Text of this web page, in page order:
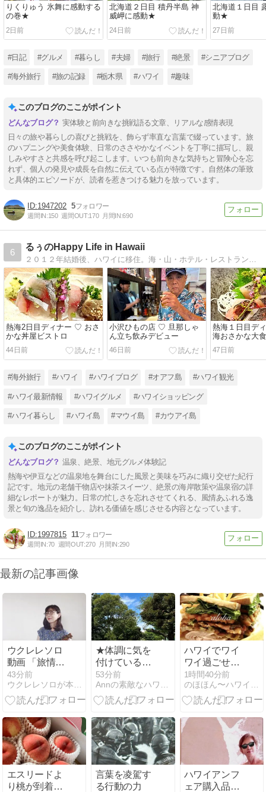
りくりゅう 氷舞に感動する
の巻★
2日前
北海道２日目 積丹半島 神
威岬に感動★
24日前
北海道１日目
動★
27日前
#日記 #グルメ #暮らし #夫婦 #旅行 #絶景 #シニアブログ
#海外旅行 #旅の記録 #栃木県 #ハワイ #趣味
このブログのここがポイント
実体験と前向きな挑戦語る文章、リアルな感情表現
日々の旅や暮らしの喜びと挑戦を、飾らず率直な言葉で綴っています。旅
のハプニングや美食体験、日常のささやかなイベントを丁寧に描写し、親
しみやすさと共感を呼び起こします。いつも前向きな気持ちと冒険心を忘
れず、個人の発見や成長を自然に伝えている点が特徴です。自然体の筆致
と具体的エピソードが、読者を惹きつける魅力を放っています。
1947202 5
週間IN:150 週間OUT:170 月間IN:690
6
るぅのHappy Life in Hawaii
熱海2日目ディナー ♡ おさ
かな丼屋ビストロ
44日前
小沢ひもの店 ♡ 旦那しゃ
ん立ち飲みデビュー
46日前
熱海１日目デ
海おさかな大
47日前
#海外旅行 #ハワイ #ハワイブログ #オアフ島 #ハワイ観光
#ハワイ最新情報 #ハワイグルメ #ハワイショッピング
#ハワイ暮らし #ハワイ島 #マウイ島 #カウアイ島
このブログのここがポイント
温泉、絶景、地元グルメ体験記
熱海や伊豆などの温泉地を舞台にした風景と美味を巧みに織り交ぜた紀行
記です。地元の老舗干物店や抹茶スイーツ、絶景の海岸散策や温泉宿の詳
細なレポートが魅力。日常の忙しさを忘れさせてくれる、風情あふれる逸
景と旬の逸品を紹介し、訪れる価値を感じさせる内容となっています。
1997815 11
週間IN:70 週間OUT:270 月間IN:290
最新の記事画像
ウクレレソロ
動画 「旅情」
ヴェニスの夏
の日
43分前
ウクレレソロが本格的に学べるウクレレ教室
★体調に気を
付けているの
に風邪ひいて
しまった
53分前
Annの素敵なハワイLife 【アロハロードBlog】
ハワイでワイ
ワイ過ごせる
お店に行きた
い〜♪
1時間40分前
のほほん〜ハワイひとりごと♪
エスリードよ
り桃が到着♡
言葉を凌駕す
る行動の力
ハワイアンフ
ェア購入品を